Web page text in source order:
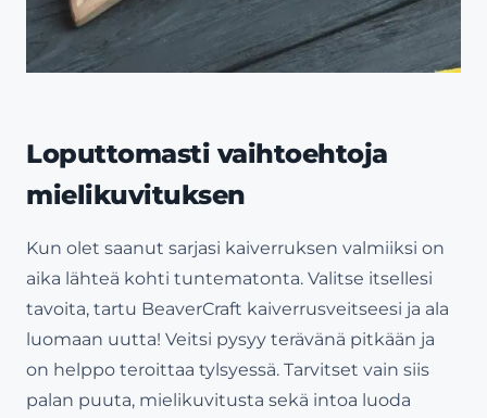
Loputtomasti vaihtoehtoja
mielikuvituksen
Kun olet saanut sarjasi kaiverruksen valmiiksi on
aika lähteä kohti tuntematonta. Valitse itsellesi
tavoita, tartu BeaverCraft kaiverrusveitseesi ja ala
luomaan uutta! Veitsi pysyy terävänä pitkään ja
on helppo teroittaa tylsyessä. Tarvitset vain siis
palan puuta, mielikuvitusta sekä intoa luoda